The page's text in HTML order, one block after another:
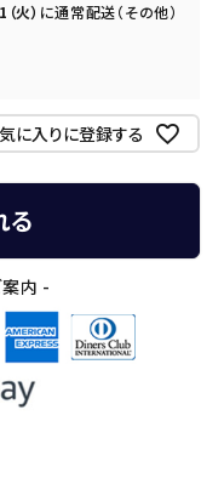
火） に通常配送（その他）
に入りに登録する
る
内 -